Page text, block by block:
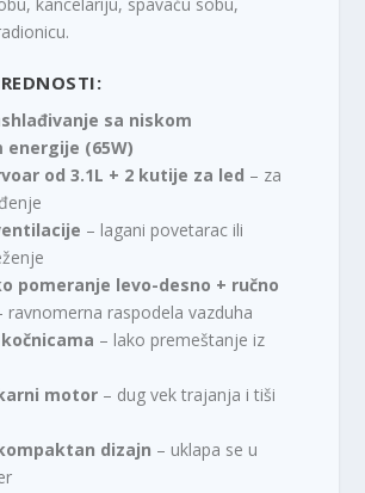
sa niskom
energije (65W)
od 3.1L + 2 kutije za led – za
– lagani povetarac ili
pomeranje levo-desno + ručno
ravnomerna raspodela vazduha
– lako premeštanje iz
motor – dug vek trajanja i tiši
dizajn – uklapa se u